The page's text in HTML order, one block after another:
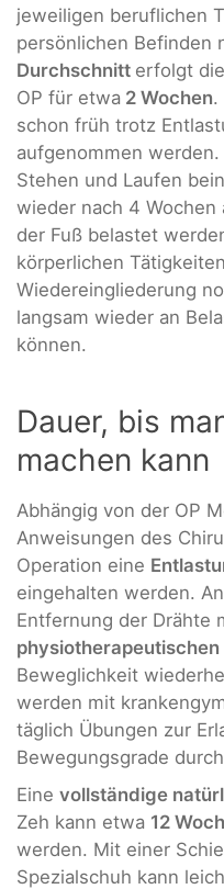
jeweiligen beruflichen
persönlichen Befinden
Durchschnitt erfolgt
OP für etwa 2 Wochen.
schon früh trotz
aufgenommen
Stehen und Laufen
wieder nach 4
der Fuß belastet
körperlichen
Wiedereingliederung
langsam wieder an
können.
Dauer, bis
machen kann
Abhängig von der OP
Anweisungen des
Operation eine
eingehalten werden.
Entfernung der Drähte
physiotherapeutischen
Beweglichkeit
werden mit
täglich Übungen zur
Bewegungsgrade
Eine vollständige
Zeh kann etwa 12
werden. Mit einer
Spezialschuh kann